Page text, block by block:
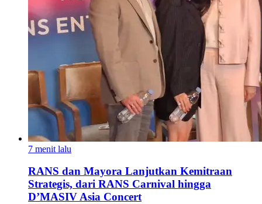
7 menit lalu
RANS dan Mayora Lanjutkan Kemitraan
Strategis, dari RANS Carnival hingga
D’MASIV Asia Concert